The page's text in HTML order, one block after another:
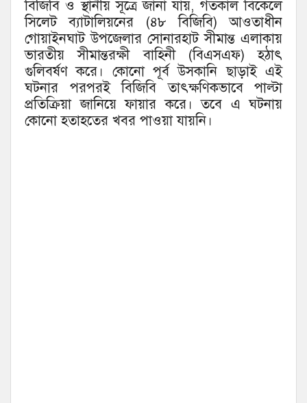
বিজিবি ও স্থানীয় সূত্রে জানা যায়, গতকাল বিকেলে
সিলেট ব্যাটালিয়নের (৪৮ বিজিবি) আওতাধীন
গোয়াইনঘাট উপজেলার সোনারহাট সীমান্ত এলাকায়
ভারতীয় সীমান্তরক্ষী বাহিনী (বিএসএফ) হঠাৎ
গুলিবর্ষণ করে। কোনো পূর্ব উসকানি ছাড়াই এই
ঘটনার পরপরই বিজিবি তাৎক্ষণিকভাবে পাল্টা
প্রতিক্রিয়া জানিয়ে ফায়ার করে। তবে এ ঘটনায়
কোনো হতাহতের খবর পাওয়া যায়নি।